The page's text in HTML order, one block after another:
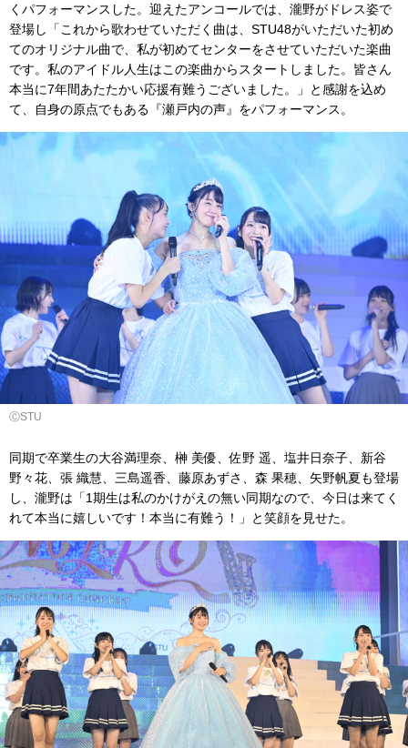
くパフォーマンスした。迎えたアンコールでは、瀧野がドレス姿で
登場し「これから歌わせていただく曲は、STU48がいただいた初め
てのオリジナル曲で、私が初めてセンターをさせていただいた楽曲
です。私のアイドル人生はこの楽曲からスタートしました。皆さん
本当に7年間あたたかい応援有難うございました。」と感謝を込め
て、自身の原点でもある『瀬戸内の声』をパフォーマンス。
ⒸSTU
同期で卒業生の大谷満理奈、榊 美優、佐野 遥、塩井日奈子、新谷
野々花、張 織慧、三島遥香、藤原あずさ、森 果穂、矢野帆夏も登場
し、瀧野は「1期生は私のかけがえの無い同期なので、今日は来てく
れて本当に嬉しいです！本当に有難う！」と笑顔を見せた。